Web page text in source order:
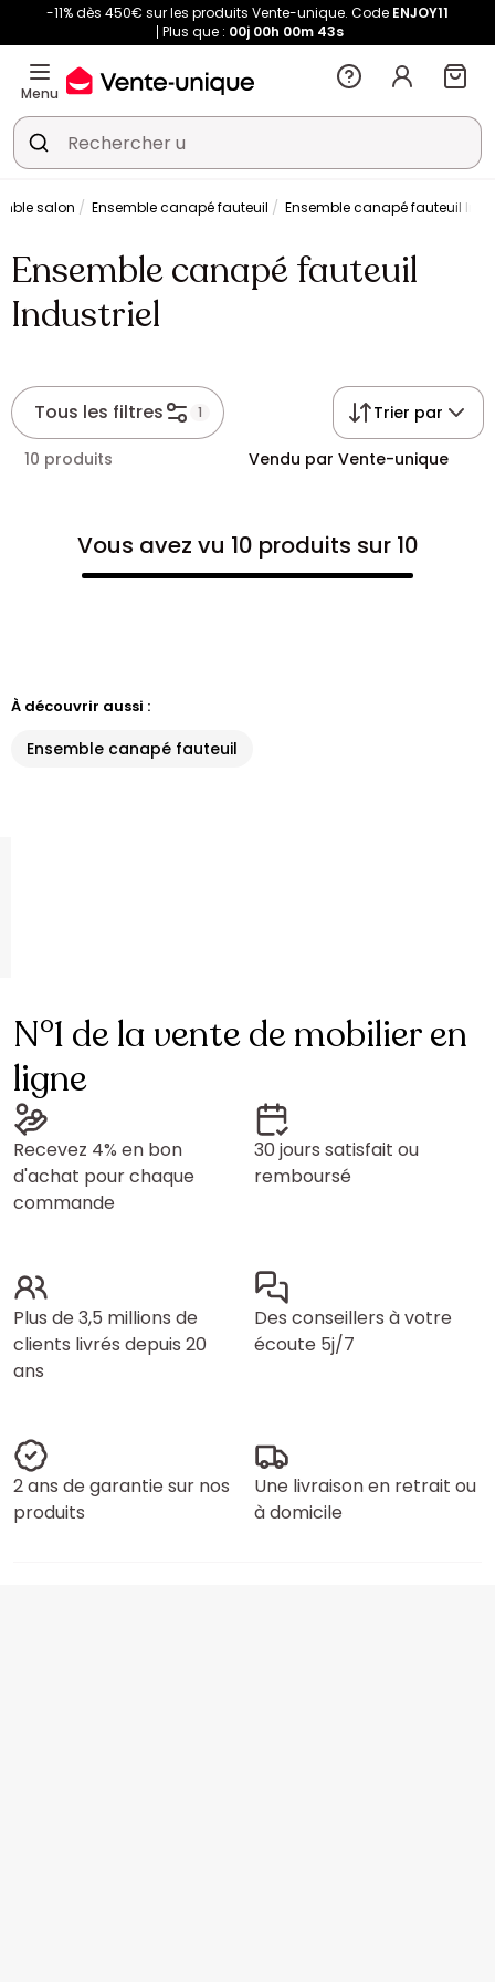
-11% dès 450€ sur les produits Vente-unique. Code ENJOY11
Plus que : 00j 00h 00m 43s
Menu
salon Ensemble canapé fauteuil Ensemble canapé fauteuil
Ensemble canapé fauteuil
Industriel
Tous les filtres 1 Trier par
10 produits Vendu par Vente-unique
Vous avez vu 10 produits sur 10
À découvrir aussi :
Ensemble canapé fauteuil
N°1 de la vente de mobilier en
ligne
Recevez 4% en bon
d'achat pour chaque
commande
30 jours satisfait ou
remboursé
Plus de 3,5 millions de
clients livrés depuis 20
ans
Des conseillers à votre
écoute 5j/7
2 ans de garantie sur nos
produits
Une livraison en retrait ou
à domicile